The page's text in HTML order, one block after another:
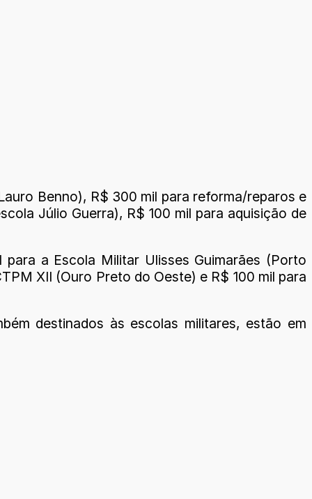
Benno), R$ 300 mil para reforma/reparos e
Júlio Guerra), R$ 100 mil para aquisição de
a Escola Militar Ulisses Guimarães (Porto
XII (Ouro Preto do Oeste) e R$ 100 mil para
destinados às escolas militares, estão em